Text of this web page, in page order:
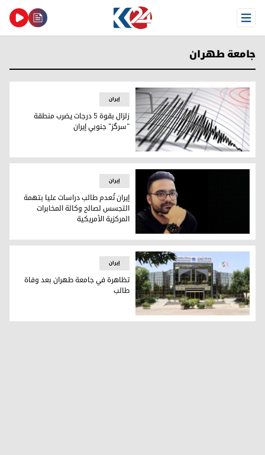
Open Menu
جامعة طهران
زلزال بقوة 5 درجات يضرب منطقة "سرگز" جنوبي إيران
إيران
زلزال بقوة 5 درجات يضرب منطقة
"سرگز" جنوبي إيران
إيران تُعدم طالب دراسات عليا بتهمة التجسس لصالح وكالة
إيران
إيران تُعدم طالب دراسات عليا بتهمة
التجسس لصالح وكالة المخابرات
المركزية الأمريكية
جامعة طهران (تعبيرية)
إيران
تظاهرة في جامعة طهران بعد وفاة
طالب